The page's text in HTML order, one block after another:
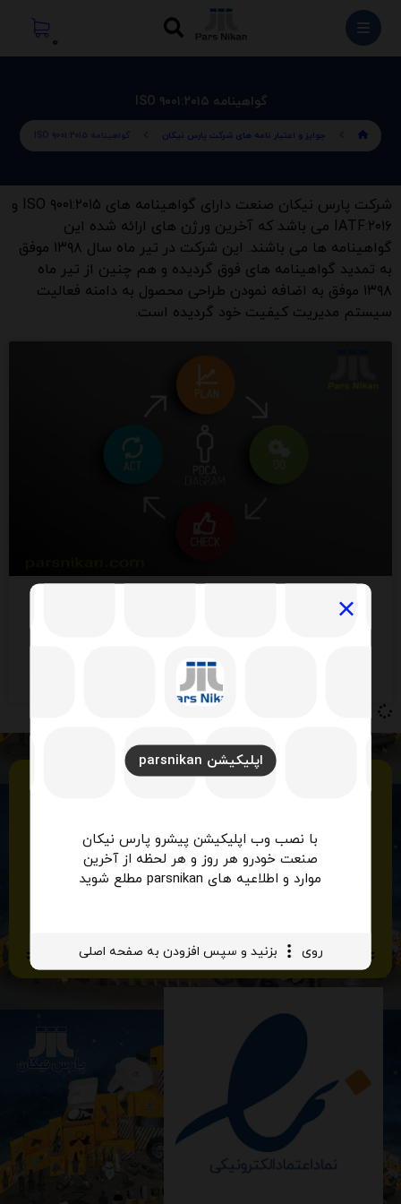
اپلیکیشن parsnikan
با نصب وب اپلیکیشن پیشرو پارس نیکان
صنعت خودرو هر روز و هر لحظه از آخرین
موارد و اطلاعیه های parsnikan مطلع شوید
روی بزنید و سپس افزودن به صفحه اصلی
گواهینامه ISO ۹۰۰۱:۲۰۱۵
جوایز و اعتبار نامه های شرکت پارس نیکان گواهینامه ISO ۹۰۰۱:۲۰۱۵
شرکت پارس نیکان صنعت دارای گواهینامه های ISO ۹۰۰۱:۲۰۱۵ و
IATF:۲۰۱۶ می باشد که آخرین ورژن های ارائه شده این
گواهینامه ها می باشند. این شرکت در تیر ماه سال ۱۳۹۸ موفق
به تمدید گواهینامه های فوق گردیده و هم چنین از تیر ماه
۱۳۹۸ موفق به اضافه نمودن طراحی محصول به دامنه فعالیت
سیستم مدیریت کیفیت خود گردیده است.
خواندن کامل مطلب ..
با افتخار بیش از نیم قرن تجربه و بهره مندی
از مدرن ترین تجهیزات و ماشین آلات و
آزمایشگاه های مورد تایید صنعت خودروسازی